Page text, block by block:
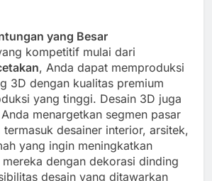
yang Besar
kompetitif mulai dari
, Anda dapat memproduksi
3D dengan kualitas premium
yang tinggi. Desain 3D juga
menargetkan segmen pasar
desainer interior, arsitek,
yang ingin meningkatkan
dengan dekorasi dinding
desain yang ditawarkan